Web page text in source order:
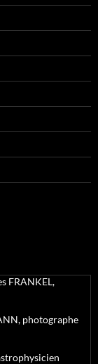
FRANKEL,
photographe